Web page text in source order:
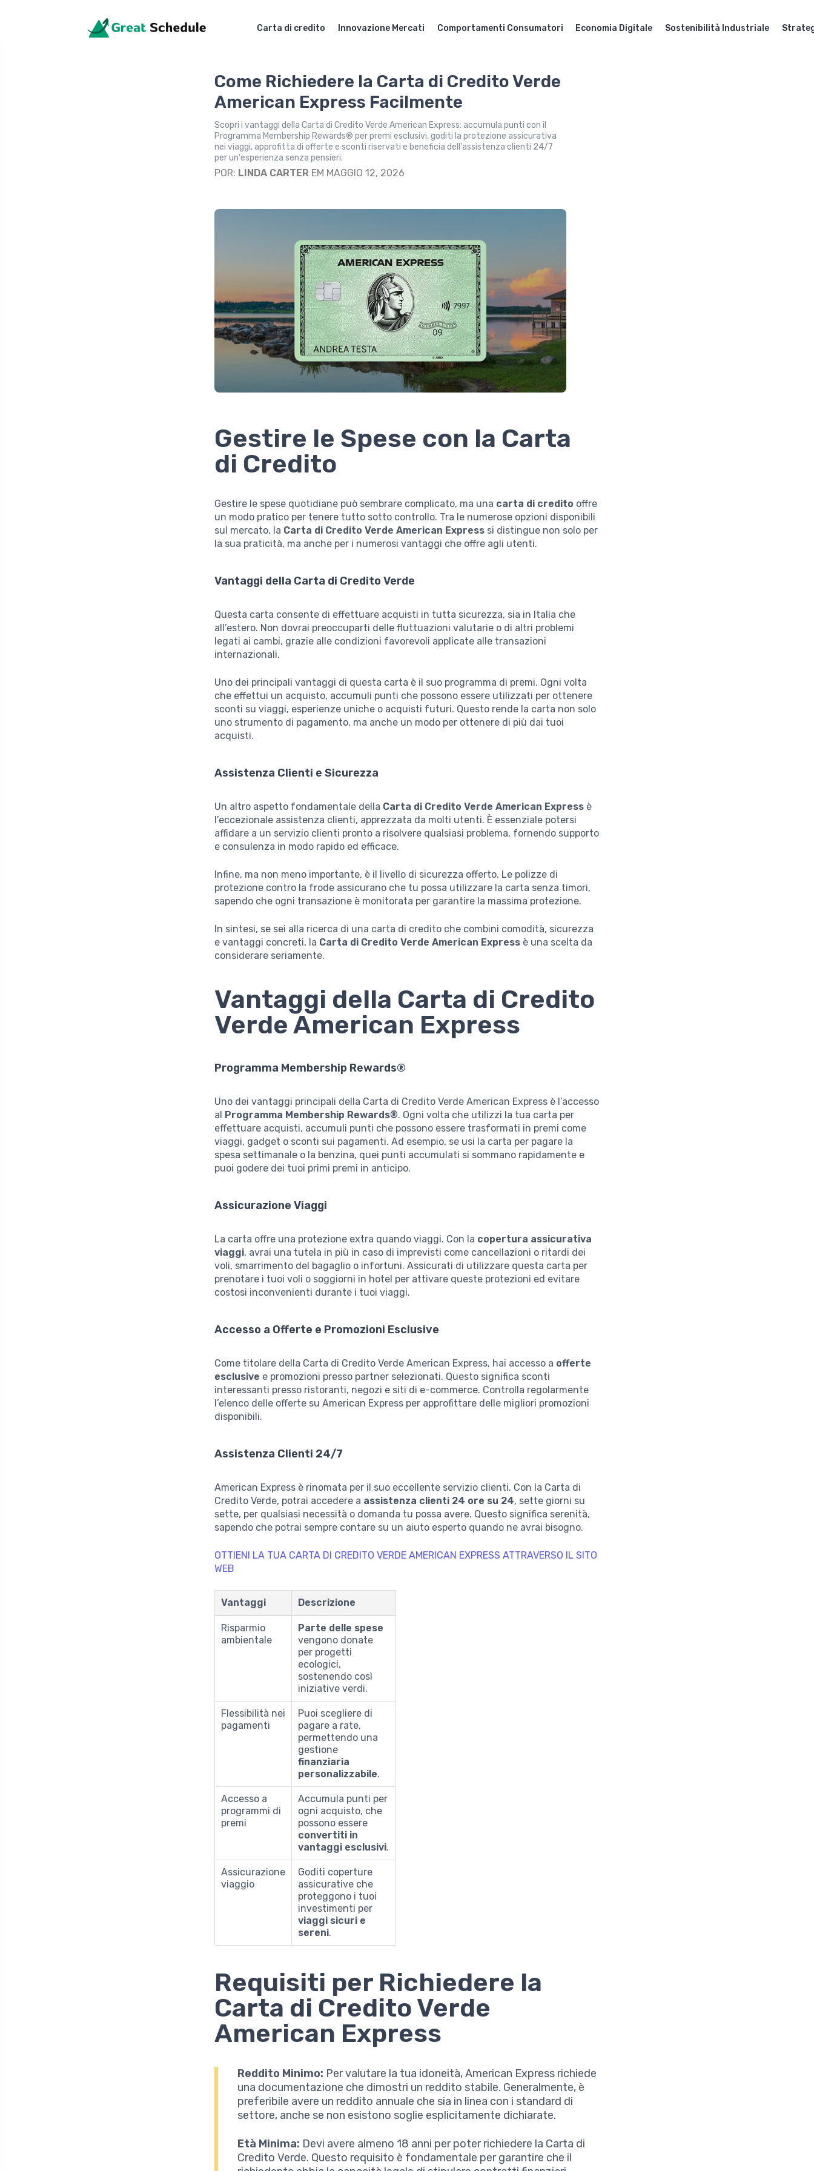
Carta di credito Innovazione Mercati Comportamenti Consumatori Economia Digitale Sostenibilità Industriale
Come Richiedere la Carta di Credito Verde
American Express Facilmente
Scopri i vantaggi della Carta di Credito Verde American Express: accumula punti con il
Programma Membership Rewards® per premi esclusivi, goditi la protezione assicurativa
nei viaggi, approfitta di offerte e sconti riservati e beneficia dell'assistenza clienti 24/7
per un'esperienza senza pensieri.
POR: LINDA CARTER EM MAGGIO 12, 2026
Gestire le Spese con la Carta
di Credito
Gestire le spese quotidiane può sembrare complicato, ma una carta di credito offre
un modo pratico per tenere tutto sotto controllo. Tra le numerose opzioni disponibili
sul mercato, la Carta di Credito Verde American Express si distingue non solo per
la sua praticità, ma anche per i numerosi vantaggi che offre agli utenti.
Vantaggi della Carta di Credito Verde
Questa carta consente di effettuare acquisti in tutta sicurezza, sia in Italia che
all’estero. Non dovrai preoccuparti delle fluttuazioni valutarie o di altri problemi
legati ai cambi, grazie alle condizioni favorevoli applicate alle transazioni
internazionali.
Uno dei principali vantaggi di questa carta è il suo programma di premi. Ogni volta
che effettui un acquisto, accumuli punti che possono essere utilizzati per ottenere
sconti su viaggi, esperienze uniche o acquisti futuri. Questo rende la carta non solo
uno strumento di pagamento, ma anche un modo per ottenere di più dai tuoi
acquisti.
Assistenza Clienti e Sicurezza
Un altro aspetto fondamentale della Carta di Credito Verde American Express è
l’eccezionale assistenza clienti, apprezzata da molti utenti. È essenziale potersi
affidare a un servizio clienti pronto a risolvere qualsiasi problema, fornendo supporto
e consulenza in modo rapido ed efficace.
Infine, ma non meno importante, è il livello di sicurezza offerto. Le polizze di
protezione contro la frode assicurano che tu possa utilizzare la carta senza timori,
sapendo che ogni transazione è monitorata per garantire la massima protezione.
In sintesi, se sei alla ricerca di una carta di credito che combini comodità, sicurezza
e vantaggi concreti, la Carta di Credito Verde American Express è una scelta da
considerare seriamente.
Vantaggi della Carta di Credito
Verde American Express
Programma Membership Rewards®
Uno dei vantaggi principali della Carta di Credito Verde American Express è l’accesso
al Programma Membership Rewards®. Ogni volta che utilizzi la tua carta per
effettuare acquisti, accumuli punti che possono essere trasformati in premi come
viaggi, gadget o sconti sui pagamenti. Ad esempio, se usi la carta per pagare la
spesa settimanale o la benzina, quei punti accumulati si sommano rapidamente e
puoi godere dei tuoi primi premi in anticipo.
Assicurazione Viaggi
La carta offre una protezione extra quando viaggi. Con la copertura assicurativa
viaggi, avrai una tutela in più in caso di imprevisti come cancellazioni o ritardi dei
voli, smarrimento del bagaglio o infortuni. Assicurati di utilizzare questa carta per
prenotare i tuoi voli o soggiorni in hotel per attivare queste protezioni ed evitare
costosi inconvenienti durante i tuoi viaggi.
Accesso a Offerte e Promozioni Esclusive
Come titolare della Carta di Credito Verde American Express, hai accesso a offerte
esclusive e promozioni presso partner selezionati. Questo significa sconti
interessanti presso ristoranti, negozi e siti di e-commerce. Controlla regolarmente
l’elenco delle offerte su American Express per approfittare delle migliori promozioni
disponibili.
Assistenza Clienti 24/7
American Express è rinomata per il suo eccellente servizio clienti. Con la Carta di
Credito Verde, potrai accedere a assistenza clienti 24 ore su 24, sette giorni su
sette, per qualsiasi necessità o domanda tu possa avere. Questo significa serenità,
sapendo che potrai sempre contare su un aiuto esperto quando ne avrai bisogno.
OTTIENI LA ​​TUA CARTA DI CREDITO VERDE AMERICAN EXPRESS ATTRAVERSO IL SITO
WEB
Vantaggi Descrizione
Risparmio
ambientale
Parte delle spese
vengono donate
per progetti
ecologici,
sostenendo così
iniziative verdi.
Flessibilità nei
pagamenti
Puoi scegliere di
pagare a rate,
permettendo una
gestione
finanziaria
personalizzabile.
Accesso a
programmi di
premi
Accumula punti per
ogni acquisto, che
possono essere
convertiti in
vantaggi esclusivi.
Assicurazione
viaggio
Goditi coperture
assicurative che
proteggono i tuoi
investimenti per
viaggi sicuri e
sereni.
Requisiti per Richiedere la
Carta di Credito Verde
American Express
Reddito Minimo: Per valutare la tua idoneità, American Express richiede
una documentazione che dimostri un reddito stabile. Generalmente, è
preferibile avere un reddito annuale che sia in linea con i standard di
settore, anche se non esistono soglie esplicitamente dichiarate.
Età Minima: Devi avere almeno 18 anni per poter richiedere la Carta di
Credito Verde. Questo requisito è fondamentale per garantire che il